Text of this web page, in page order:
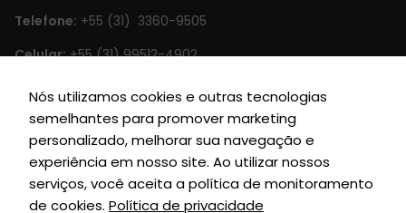
Telefone: +55 (31) 3360-9505
Celular:+55 (31) 99512-4902‬
Email:
contato@britto.com.br
Horário de Funcionamento:Segunda à Sexta de 8h às 18h
SIGA-NOS
Nós utilizamos cookies e outras tecnologias
semelhantes para promover marketing
personalizado, melhorar sua navegação e
experiência em nosso site. Ao utilizar nossos
serviços, você aceita a política de monitoramento
de cookies. Política de privacidade